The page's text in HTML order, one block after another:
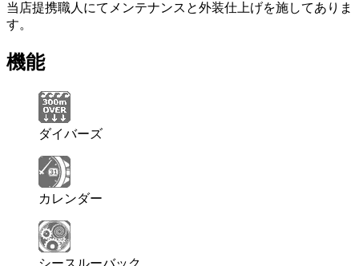
当店提携職人にてメンテナンスと外装仕上げを施してありま
す。
機能
ダイバーズ
カレンダー